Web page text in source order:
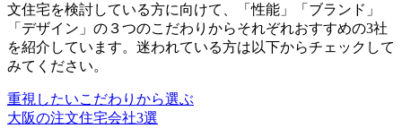
文住宅を検討している方に向けて、
「性能」「ブランド」
「デザイン」の３つのこだわりからそれぞれおすすめの3社
を紹介しています。迷われている方は以下からチェックして
みてください。
重視したいこだわりから選ぶ
大阪の注文住宅会社3選